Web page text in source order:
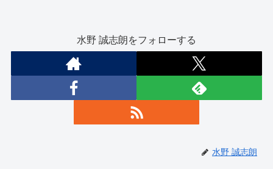
水野 誠志朗をフォローする
水野 誠志朗